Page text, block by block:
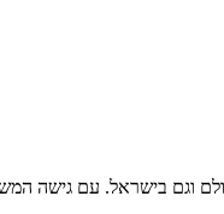
וגם בישראל. עם גישה